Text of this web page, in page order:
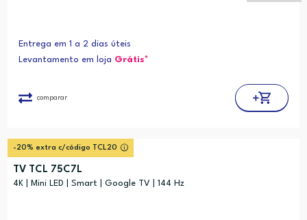
Entrega em 1 a 2 dias úteis
Levantamento em loja Grátis*
comparar
-20% extra c/código TCL20
TV TCL 75C7L
4K | Mini LED | Smart | Google TV | 144 Hz